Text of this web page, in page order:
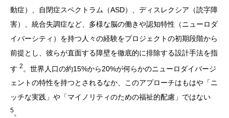
動症）、自閉症スペクトラム（ASD）、ディスレクシア（読字障
害）、統合失調症など、多様な脳の働きや認知特性（ニューロダ
イバーシティ）を持つ人々の経験をプロジェクトの初期段階から
前提とし、彼らが直面する障壁を徹底的に排除する設計手法を指
す 2 。世界人口の約15%から20%が何らかのニューロダイバージ
ェントの特性を持つとされるなか、このアプローチはもはや「ニ
ッチな実践」や「マイノリティのための福祉的配慮」ではない
5。